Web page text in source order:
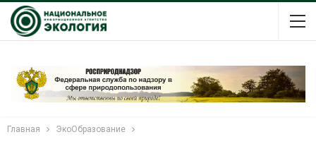
Главная ЭкоОбразование